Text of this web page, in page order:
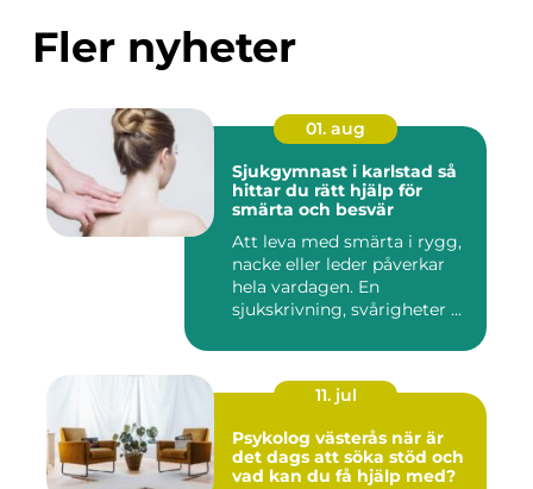
Fler nyheter
01. aug
Sjukgymnast i karlstad så
hittar du rätt hjälp för
smärta och besvär
Att leva med smärta i rygg,
nacke eller leder påverkar
hela vardagen. En
sjukskrivning, svårigheter ...
11. jul
Psykolog västerås när är
det dags att söka stöd och
vad kan du få hjälp med?